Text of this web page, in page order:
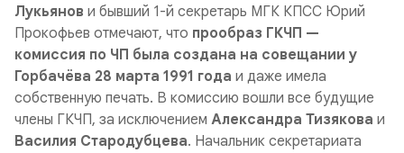
Лукьянов и бывший 1-й секретарь МГК КПСС Юрий
Прокофьев отмечают, что прообраз ГКЧП —
комиссия по ЧП была создана на совещании у
Горбачёва 28 марта 1991 года и даже имела
собственную печать. В комиссию вошли все будущие
члены ГКЧП, за исключением Александра Тизякова и
Василия Стародубцева. Начальник секретариата